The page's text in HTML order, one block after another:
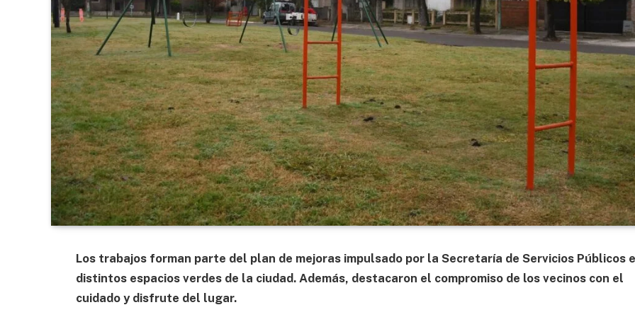
Los trabajos forman parte del plan de mejoras impulsado por la Secretaría de Servicios Públicos
distintos espacios verdes de la ciudad. Además, destacaron el compromiso de los vecinos con el
cuidado y disfrute del lugar.